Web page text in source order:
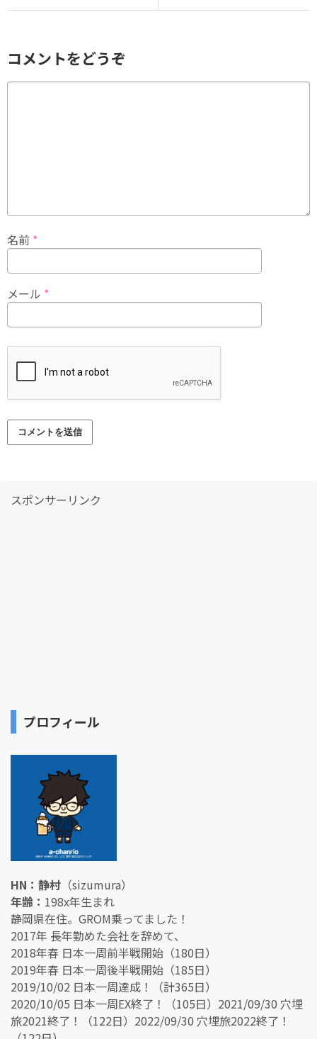
コメントをどうぞ
名前 *
メール *
スポンサーリンク
プロフィール
HN：静村 （sizumura）
年齢： 198x年生まれ
静岡県在住。GROM乗ってました！
2017年 長年勤めた会社を辞めて、
2018年春 日本一周前半戦開始（180日）
2019年春 日本一周後半戦開始（185日）
2019/10/02 日本一周達成！（計365日）
2020/10/05 日本一周EX終了！（105日）2021/09/30 穴埋
旅2021終了！（122日）2022/09/30 穴埋旅2022終了！